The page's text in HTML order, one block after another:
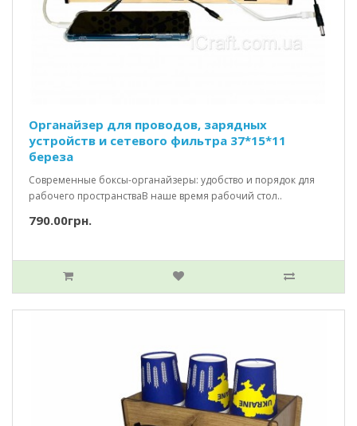
Органайзер для проводов, зарядных
устройств и сетевого фильтра 37*15*11
береза
Современные боксы-органайзеры: удобство и порядок для
рабочего пространстваВ наше время рабочий стол..
790.00грн.